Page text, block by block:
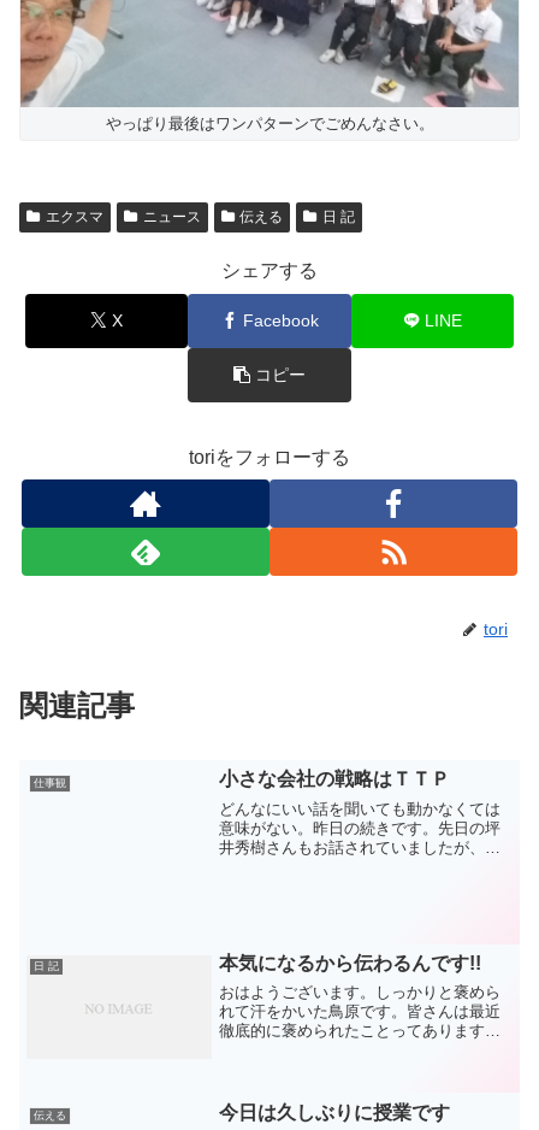
やっぱり最後はワンパターンでごめんなさい。
エクスマ ニュース 伝える 日 記
シェアする
X Facebook LINE
コピー
toriをフォローする
tori
関連記事
仕事観 小さな会社の戦略はＴＴＰ
どんなにいい話を聞いても動かなくては
意味がない。昨日の続きです。先日の坪
井秀樹さんもお話されていましたが、最
日 記 本気になるから伝わるんです!!
おはようございます。しっかりと褒めら
れて汗をかいた鳥原です。皆さんは最近
徹底的に褒められたことってあります
全身から汗が出ます。先日参...
伝える 今日は久しぶりに授業です